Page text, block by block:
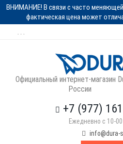
ВНИМАНИЕ! В связи с часто
фактическая цена может
Официальный интернет-магазин
России
+7 (977)
Ежедневно с 10-
info@dura-